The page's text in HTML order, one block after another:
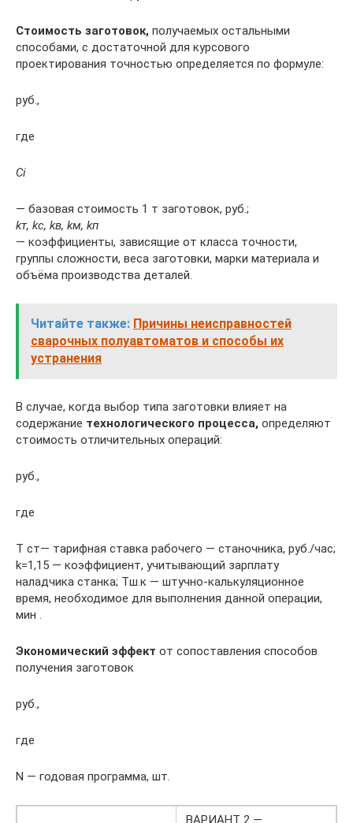
Стоимость заготовок, получаемых остальными
способами, с достаточной для курсового
проектирования точностью определяется по формуле:
руб.,
где
Ci
— базовая стоимость 1 т заготовок, руб.;
kт, kс, kв, kм, kп
— коэффициенты, зависящие от класса точности,
группы сложности, веса заготовки, марки материала и
объёма производства деталей.
Читайте также: Причины неисправностей
сварочных полуавтоматов и способы их
устранения
В случае, когда выбор типа заготовки влияет на
содержание технологического процесса, определяют
стоимость отличительных операций:
руб.,
где
Т ст— тарифная ставка рабочего — станочника, руб./час;
k=1,15 — коэффициент, учитывающий зарплату
наладчика станка; Tш.к — штучно-калькуляционное
время, необходимое для выполнения данной операции,
мин .
Экономический эффект от сопоставления способов
получения заготовок
руб.,
где
N — годовая программа, шт.
ВАРИАНТ 2 —